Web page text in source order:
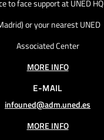
to face support at UNED HQ
or your nearest UNED
Associated Center
MORE INFO
E-MAIL
infouned@adm.uned.es
MORE INFO